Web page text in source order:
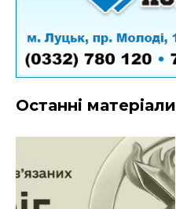
Останні матеріали